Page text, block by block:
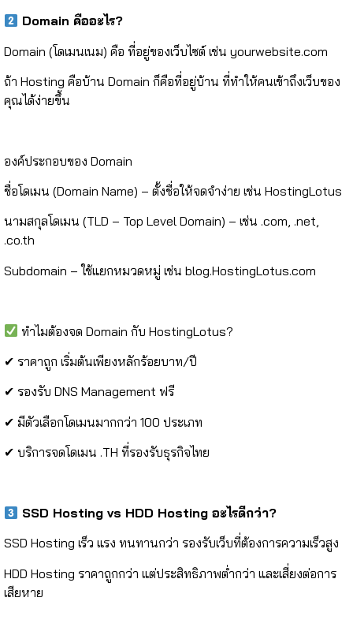
Domain คืออะไร?
Domain (โดเมนเนม) คือ ที่อยู่ของเว็บไซต์ เช่น yourwebsite.com
ถ้า Hosting คือบ้าน Domain ก็คือที่อยู่บ้าน ที่ทำให้คนเข้าถึงเว็บของ
คุณได้ง่ายขึ้น
องค์ประกอบของ Domain
ชื่อโดเมน (Domain Name) – ตั้งชื่อให้จดจำง่าย เช่น HostingLotus
นามสกุลโดเมน (TLD – Top Level Domain) – เช่น .com, .net,
.co.th
Subdomain – ใช้แยกหมวดหมู่ เช่น blog.HostingLotus.com
ทำไมต้องจด Domain กับ HostingLotus?
✔ ราคาถูก เริ่มต้นเพียงหลักร้อยบาท/ปี
✔ รองรับ DNS Management ฟรี
✔ มีตัวเลือกโดเมนมากกว่า 100 ประเภท
✔ บริการจดโดเมน .TH ที่รองรับธุรกิจไทย
SSD Hosting vs HDD Hosting อะไรดีกว่า?
SSD Hosting เร็ว แรง ทนทานกว่า รองรับเว็บที่ต้องการความเร็วสูง
HDD Hosting ราคาถูกกว่า แต่ประสิทธิภาพต่ำกว่า และเสี่ยงต่อการ
เสียหาย